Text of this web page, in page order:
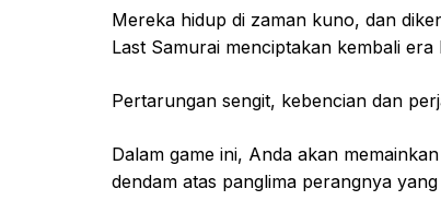
Mereka hidup di zaman kuno, dan
Last Samurai menciptakan kembali
Pertarungan sengit, kebencian dan
Dalam game ini, Anda akan
dendam atas panglima perangnya